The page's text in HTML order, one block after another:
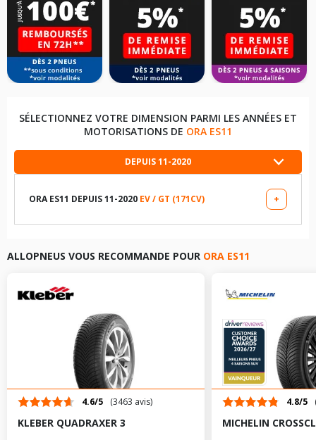
SÉLECTIONNEZ VOTRE DIMENSION PARMI LES ANNÉES ET
MOTORISATIONS DE ORA ES11
DEPUIS 11-2020
ORA ES11 DEPUIS 11-2020 EV / GT (171CV)
+
215/50R18 92 V
215/45R19 99 V
ALLOPNEUS VOUS RECOMMANDE POUR ORA ES11
4.6/5 (3463 avis)
KLEBER QUADRAXER 3
4.8/5
MICHELIN